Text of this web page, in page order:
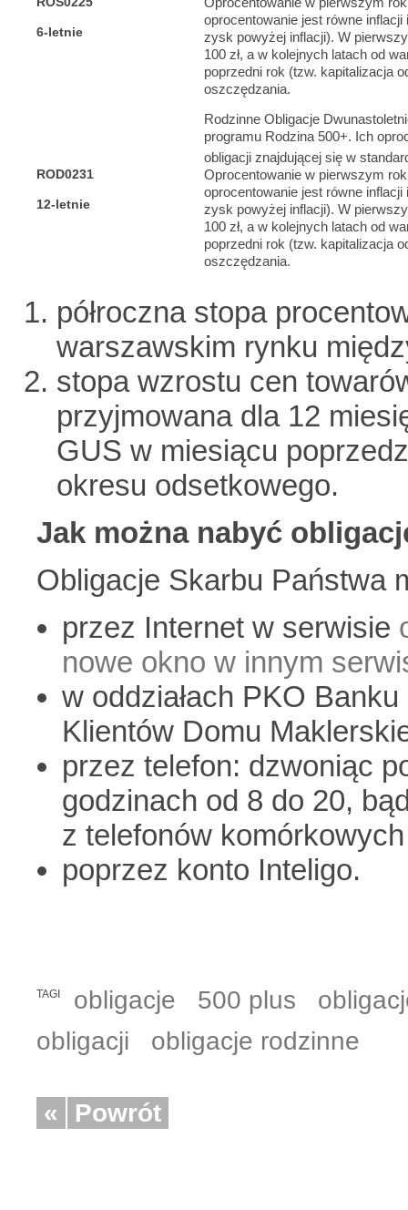
6-letnie
oprocentowanie jest równe
zysk powyżej inflacji). W
100 zł, a w kolejnych latach od
poprzedni rok (tzw. kapitalizacja
oszczędzania.
ROD0231
12-letnie
Rodzinne Obligacje
programu Rodzina 500+. Ich
obligacji znajdującej się w
Oprocentowanie w pierwszym
oprocentowanie jest równe
zysk powyżej inflacji). W
100 zł, a w kolejnych latach od
poprzedni rok (tzw. kapitalizacja
oszczędzania.
półroczna stopa
warszawskim rynku
stopa wzrostu cen
przyjmowana dla 12
GUS w miesiącu
okresu odsetkowego.
Jak można nabyć
Obligacje Skarbu Państwa
przez Internet w serwisie
nowe okno w innym
w oddziałach PKO
Klientów Domu
przez telefon: dzwoniąc
godzinach od 8 do 20,
z telefonów
poprzez konto Inteligo.
TAGI obligacje 500 plus
obligacji
obligacje rodzinne
« Powrót